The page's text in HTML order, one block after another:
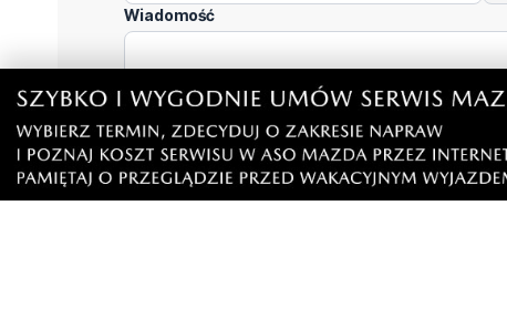
Wiadomość